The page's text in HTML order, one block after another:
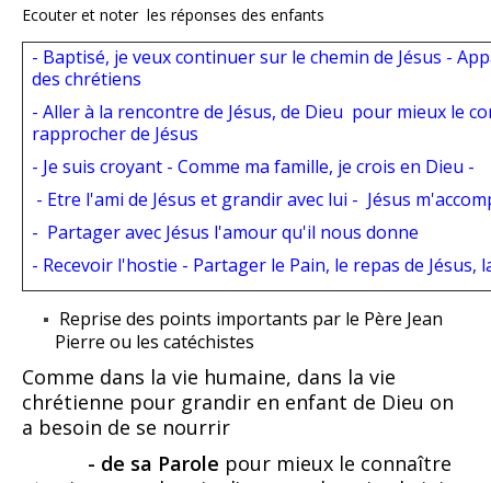
Ecouter et noter les réponses des enfants
- Baptisé, je veux continuer sur le chemin de Jésus -
des chrétiens
- Aller à la rencontre de Jésus, de Dieu pour mieux le
rapprocher de Jésus
- Je suis croyant - Comme ma famille, je crois en Dieu -
- Etre l'ami de Jésus et grandir avec lui - Jésus
- Partager avec Jésus l'amour qu'il nous donne
- Recevoir l'hostie - Partager le Pain, le repas de Jésus,
Reprise des points importants par le Père Jean
Pierre ou les catéchistes
Comme dans la vie humaine, dans la vie
chrétienne pour grandir en enfant de Dieu on
a besoin de se nourrir
- de sa Parole pour mieux le connaître